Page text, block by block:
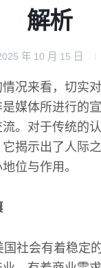
解析
年 10 月 15 日
况来看，切实
媒体所进行的
。对于传统的
揭示出了人际
位与作用。
社会有着稳定